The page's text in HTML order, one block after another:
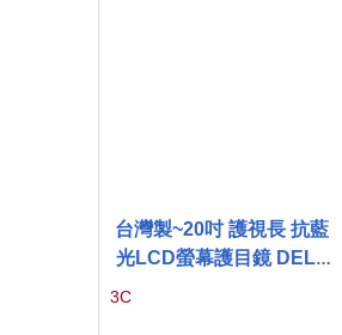
台灣製~20吋 護視長 抗藍
光LCD螢幕護目鏡 DELL
3C